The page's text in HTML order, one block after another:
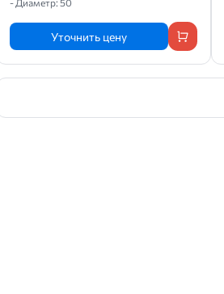
- Диаметр: 50
Уточнить цену